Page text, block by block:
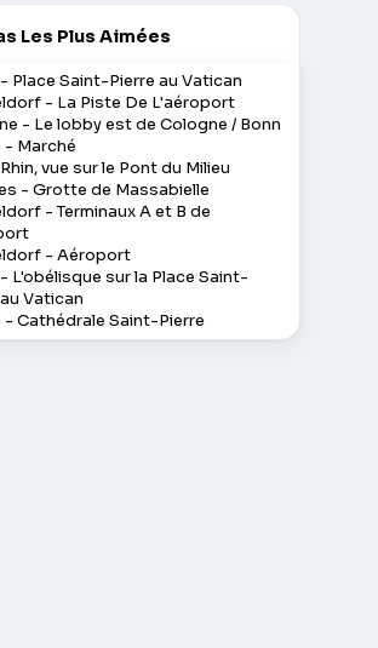
Les Plus Aimées
Place Saint-Pierre au Vatican
- La Piste De L'aéroport
- Le lobby est de Cologne / Bonn
- Marché
vue sur le Pont du Milieu
- Grotte de Massabielle
- Terminaux A et B de
- Aéroport
L'obélisque sur la Place Saint-
Vatican
- Cathédrale Saint-Pierre